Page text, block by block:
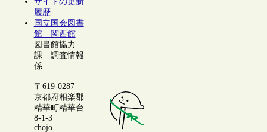
履歴
国立国会図書
館 関西館
図書館協力
課 調査情報
係
〒619-0287
京都府相楽郡
精華町精華台
8-1-3
chojo